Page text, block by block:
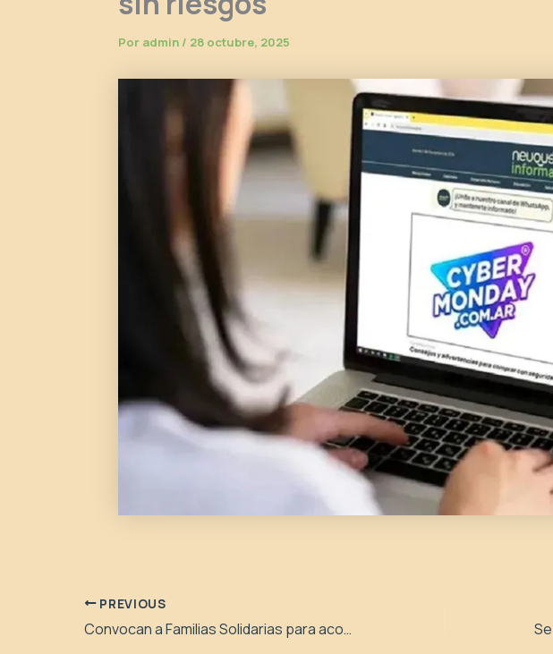
Por admin / 28 octubre, 2025
PREVIOUS
Convocan a Familias Solidarias para acompañar a un grupo de cuatro hermanos